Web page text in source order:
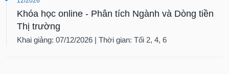
Khóa học online - Phân tích Ngành và Dòng tiền
Thị trường
Khai giảng: 07/12/2026 | Thời gian: Tối 2, 4, 6